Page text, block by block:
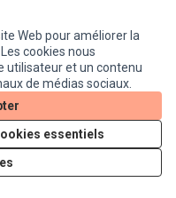
Web pour améliorer la
cookies nous
utilisateur et un contenu
de médias sociaux.
essentiels
.
Licence
(Lien